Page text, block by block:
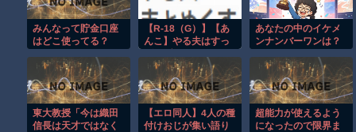
【動画】首都高で4tトラックが原因の玉突き事故に巻き込まれた
【朗報】大人気漫画「GANTZ」がAmazonでなんと全巻100円ｗ
まだ墓石があるだけマシと見るべきか。今はもう合葬墓ばかり
【動画】新型のさすまた、限界突破ｗｗｗｗｗｗ
【謎】広島県が頑なに「はだしのゲンコラボ喫茶」をやらない理
みんなって貯金口座
はどこ使ってる？
【R-18（G）】【あ
んこ】やる夫はすっ
ナーなようです【活
&#20448;傳】 第３
話
あなたの中のイケメ
ンナンバーワンは？
東大教授「今は織田
信長は天才ではなく
【エロ同人】4人の種
付けおじが集い語り
超能力が使えるよう
になったので限界ま